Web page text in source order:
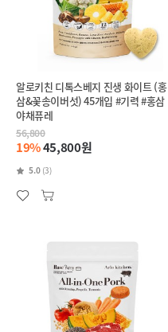
알로키친 디톡스베지 진생 화이트 (홍
삼&꽃송이버섯) 45개입 #기력 #홍삼
야채퓨레
56,800
19%45,800원
5.0 (3)